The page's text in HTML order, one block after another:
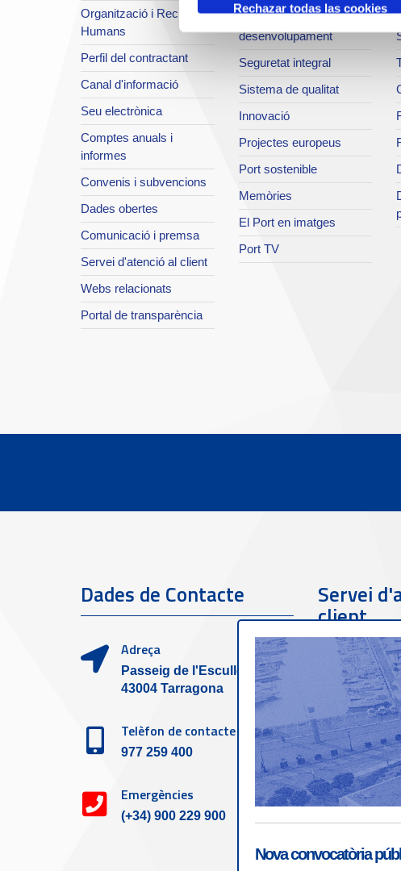
Rechazar todas las cookies
Organització i Recursos
Humans
Perfil del contractant
Canal d'informació
Seu electrònica
Comptes anuals i
informes
Convenis i subvencions
Dades obertes
Comunicació i premsa
Servei d'atenció al client
Webs relacionats
Portal de transparència
Infraestructures en
desenvolupament
Seguretat integral
Sistema de qualitat
Innovació
Projectes europeus
Port sostenible
Memòries
El Port en imatges
Port TV
Dades de Contacte
Adreça
Passeig de l'Escullera s/n,
43004 Tarragona
Telèfon de contacte
977 259 400
Emergències
(+34) 900 229 900
Servei
client
977
Email
Accès
Nova convocatòria